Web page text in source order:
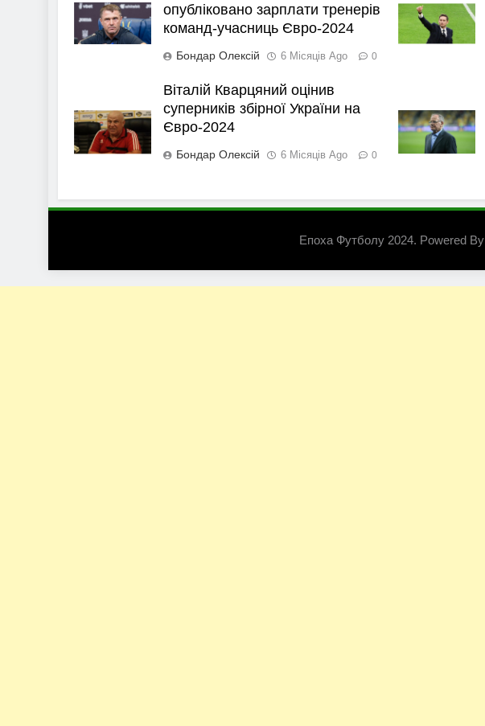
опубліковано зарплати тренерів
команд-учасниць Євро-2024
Бондар Олексій 6 Місяців Ago 0
Віталій Кварцяний оцінив
суперників збірної України на
Євро-2024
Бондар Олексій 6 Місяців Ago 0
Епоха Футболу 2024. Powered By